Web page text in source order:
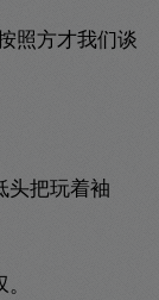
照方才我们谈
头把玩着袖